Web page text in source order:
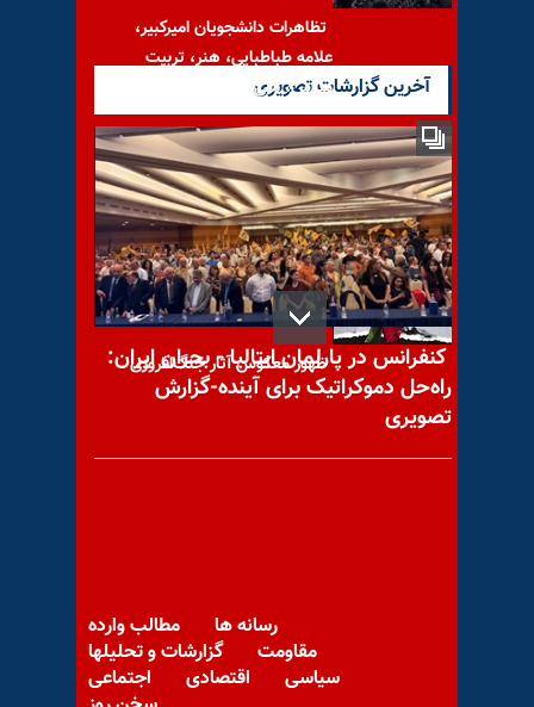
تظاهرات دانشجویان امیرکبیر،
علامه طباطبایی، هنر، تربیت
مدرس، ملی، تهران و اصفهان
پیام به سام
ظهور معکوس آثار جنگ‌افروزی
اعتراف به «شیب تند سقوط» و
هراس از لیست تروریستی در
آخرین گزارشات تصویری
کنفرانس در پارلمان ایتالیا - بحران ایران:
راه‌حل دموکراتیک برای آینده-گزارش
تصویری
مطالب وارده
رسانه ها
گزارشات و تحلیلها
مقاومت
اجتماعی
اقتصادی
سیاسی